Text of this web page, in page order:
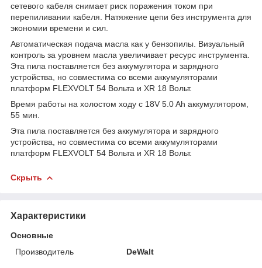
сетевого кабеля снимает риск поражения током при
перепиливании кабеля. Натяжение цепи без инструмента для
экономии времени и сил.
Автоматическая подача масла как у бензопилы. Визуальный
контроль за уровнем масла увеличивает ресурс инструмента.
Эта пила поставляется без аккумулятора и зарядного
устройства, но совместима со всеми аккумуляторами
платформ FLEXVOLT 54 Вольта и XR 18 Вольт.
Время работы на холостом ходу с 18V 5.0 Ah аккумулятором,
55 мин.
Эта пила поставляется без аккумулятора и зарядного
устройства, но совместима со всеми аккумуляторами
платформ FLEXVOLT 54 Вольта и XR 18 Вольт.
Скрыть
Характеристики
Основные
Производитель
DeWalt